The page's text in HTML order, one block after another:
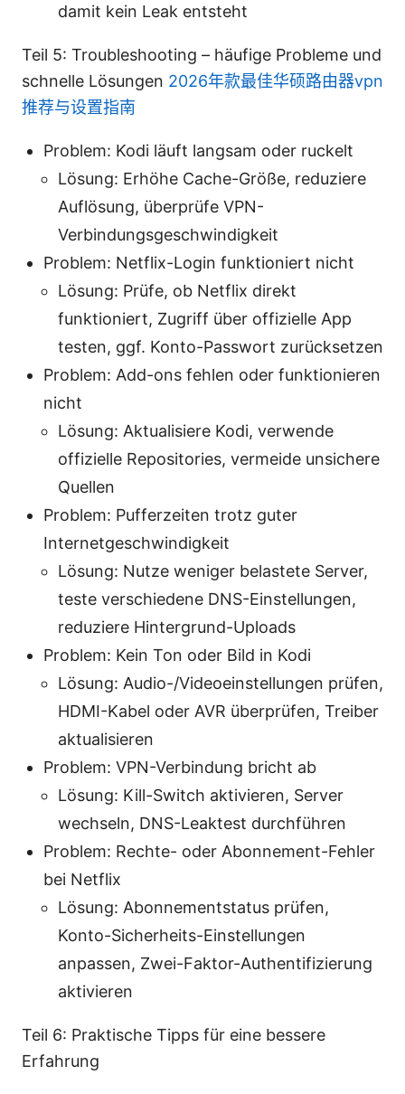
damit kein Leak entsteht
Teil 5: Troubleshooting – häufige Probleme und
schnelle Lösungen 2026年款最佳华硕路由器vpn
推荐与设置指南
Problem: Kodi läuft langsam oder ruckelt
Lösung: Erhöhe Cache-Größe, reduziere
Auflösung, überprüfe VPN-
Verbindungsgeschwindigkeit
Problem: Netflix-Login funktioniert nicht
Lösung: Prüfe, ob Netflix direkt
funktioniert, Zugriff über offizielle App
testen, ggf. Konto-Passwort zurücksetzen
Problem: Add-ons fehlen oder funktionieren
nicht
Lösung: Aktualisiere Kodi, verwende
offizielle Repositories, vermeide unsichere
Quellen
Problem: Pufferzeiten trotz guter
Internetgeschwindigkeit
Lösung: Nutze weniger belastete Server,
teste verschiedene DNS-Einstellungen,
reduziere Hintergrund-Uploads
Problem: Kein Ton oder Bild in Kodi
Lösung: Audio-/Videoeinstellungen prüfen,
HDMI-Kabel oder AVR überprüfen, Treiber
aktualisieren
Problem: VPN-Verbindung bricht ab
Lösung: Kill-Switch aktivieren, Server
wechseln, DNS-Leaktest durchführen
Problem: Rechte- oder Abonnement-Fehler
bei Netflix
Lösung: Abonnementstatus prüfen,
Konto-Sicherheits-Einstellungen
anpassen, Zwei-Faktor-Authentifizierung
aktivieren
Teil 6: Praktische Tipps für eine bessere
Erfahrung